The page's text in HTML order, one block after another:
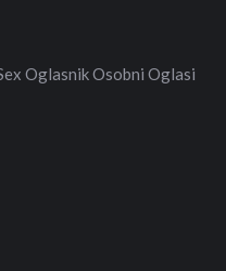
Oglasnik Osobni Oglasi